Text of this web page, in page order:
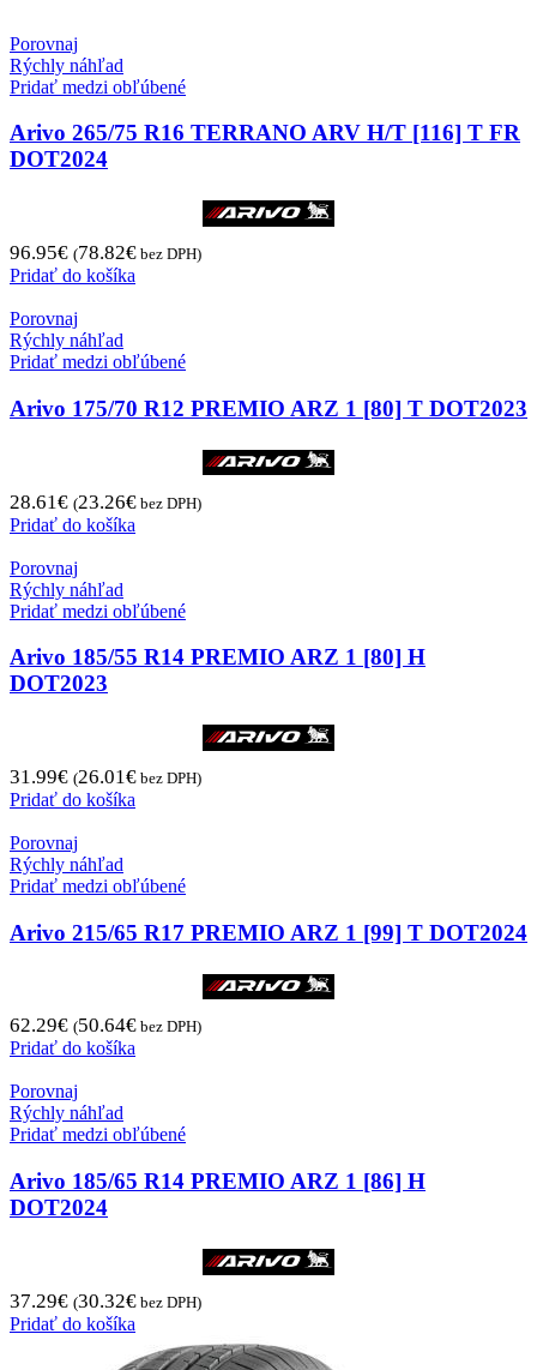
Porovnaj
Rýchly náhľad
Pridať medzi obľúbené
Arivo 265/75 R16 TERRANO ARV H/T [116] T FR
DOT2024
96.95€ (78.82€ bez DPH)
Pridať do košíka
Porovnaj
Rýchly náhľad
Pridať medzi obľúbené
Arivo 175/70 R12 PREMIO ARZ 1 [80] T DOT2023
28.61€ (23.26€ bez DPH)
Pridať do košíka
Porovnaj
Rýchly náhľad
Pridať medzi obľúbené
Arivo 185/55 R14 PREMIO ARZ 1 [80] H
DOT2023
31.99€ (26.01€ bez DPH)
Pridať do košíka
Porovnaj
Rýchly náhľad
Pridať medzi obľúbené
Arivo 215/65 R17 PREMIO ARZ 1 [99] T DOT2024
62.29€ (50.64€ bez DPH)
Pridať do košíka
Porovnaj
Rýchly náhľad
Pridať medzi obľúbené
Arivo 185/65 R14 PREMIO ARZ 1 [86] H
DOT2024
37.29€ (30.32€ bez DPH)
Pridať do košíka